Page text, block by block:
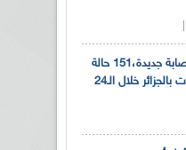
كورونا :247 إصابة جديدة،151 حالة
شفاء و8 وفيات بالجزائر خلال الـ24